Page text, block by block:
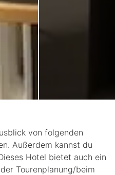
von folgenden
Außerdem kannst du
Hotel bietet auch ein
Tourenplanung/beim